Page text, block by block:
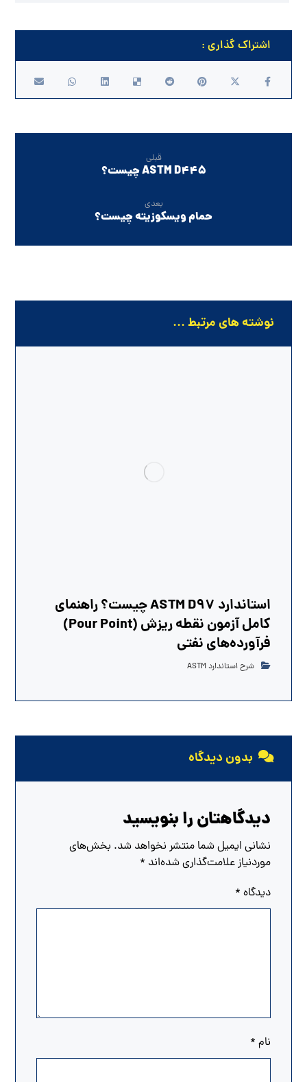
قبلی
ASTM D445 چیست؟
بعدی
حمام ویسکوزیته چیست؟
نوشته های مرتبط ...
استاندارد ASTM D97 چیست؟ راهنمای
کامل آزمون نقطه ریزش (Pour Point)
فرآورده‌های نفتی
شرح استاندارد ASTM
بدون دیدگاه
دیدگاهتان را بنویسید
نشانی ایمیل شما منتشر نخواهد شد. بخش‌های
موردنیاز علامت‌گذاری شده‌اند *
دیدگاه *
نام *